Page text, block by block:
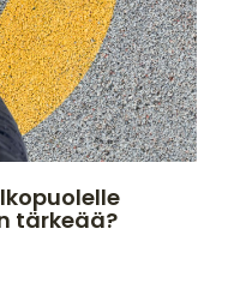
tärkeää?